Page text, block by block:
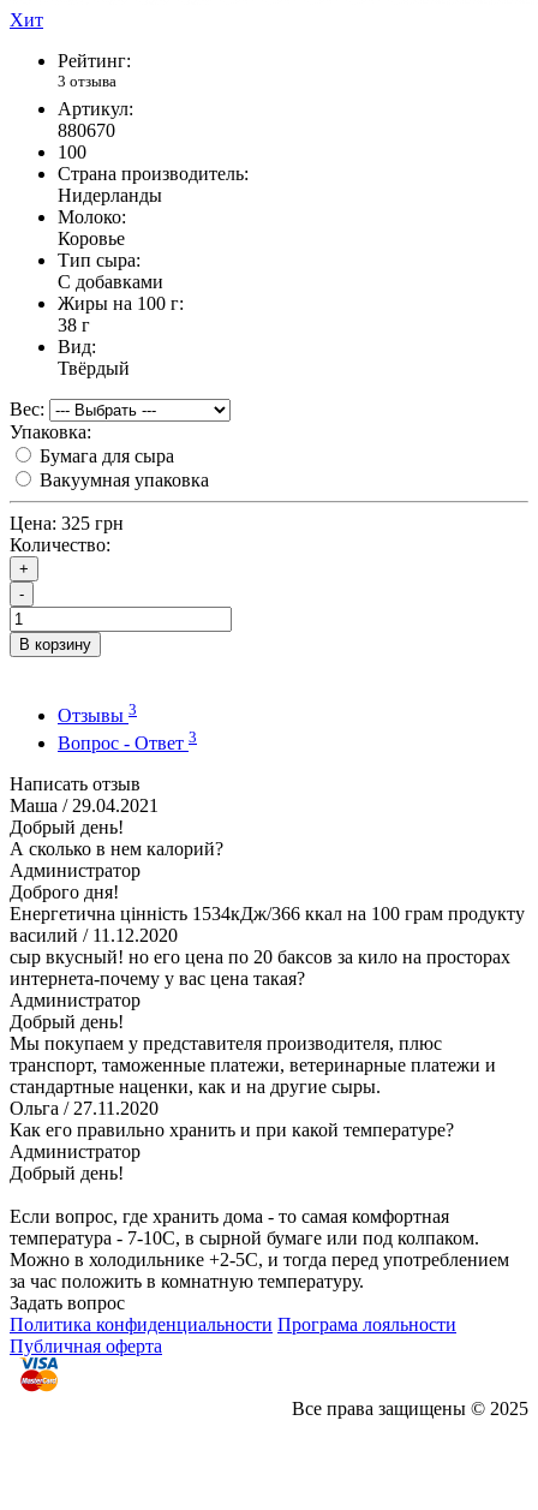
Хит
Рейтинг:
3 отзыва
Артикул:
880670
100
Страна производитель:
Нидерланды
Молоко:
Коровье
Тип сыра:
С добавками
Жиры на 100 г:
38 г
Вид:
Твёрдый
Вес:
Упаковка:
Бумага для сыра
Вакуумная упаковка
Цена: 325 грн
Количество:
+
-
В корзину
Отзывы 3
Вопрос - Ответ 3
Написать отзыв
Маша / 29.04.2021
Добрый день!
А сколько в нем калорий?
Администратор
Доброго дня!
Енергетична цінність 1534кДж/366 ккал на 100 грам продукту
василий / 11.12.2020
сыр вкусный! но его цена по 20 баксов за кило на просторах
интернета-почему у вас цена такая?
Администратор
Добрый день!
Мы покупаем у представителя производителя, плюс
транспорт, таможенные платежи, ветеринарные платежи и
стандартные наценки, как и на другие сыры.
Ольга / 27.11.2020
Как его правильно хранить и при какой температуре?
Администратор
Добрый день!
Если вопрос, где хранить дома - то самая комфортная
температура - 7-10С, в сырной бумаге или под колпаком.
Можно в холодильнике +2-5С, и тогда перед употреблением
за час положить в комнатную температуру.
Задать вопрос
Политика конфиденциальности Програма лояльности
Публичная оферта
Все права защищены © 2025